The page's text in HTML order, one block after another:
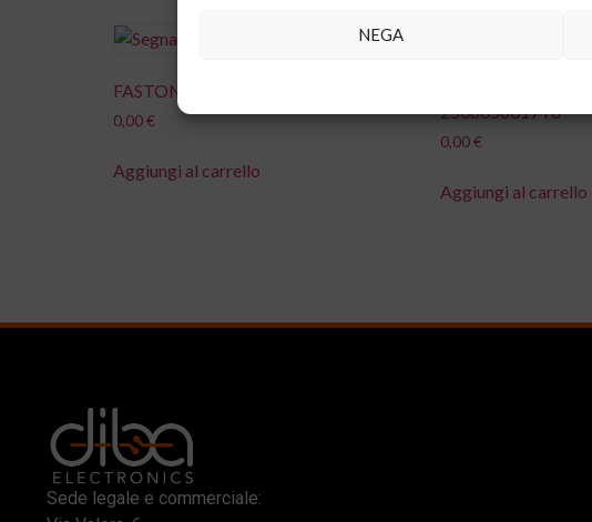
NEGA
FASTON.T M. 90° P.5MM
0,00€
Aggiungi al carrello
2508056017Y0
0,00€
Aggiungi al carrello
Sede legale e commerciale: